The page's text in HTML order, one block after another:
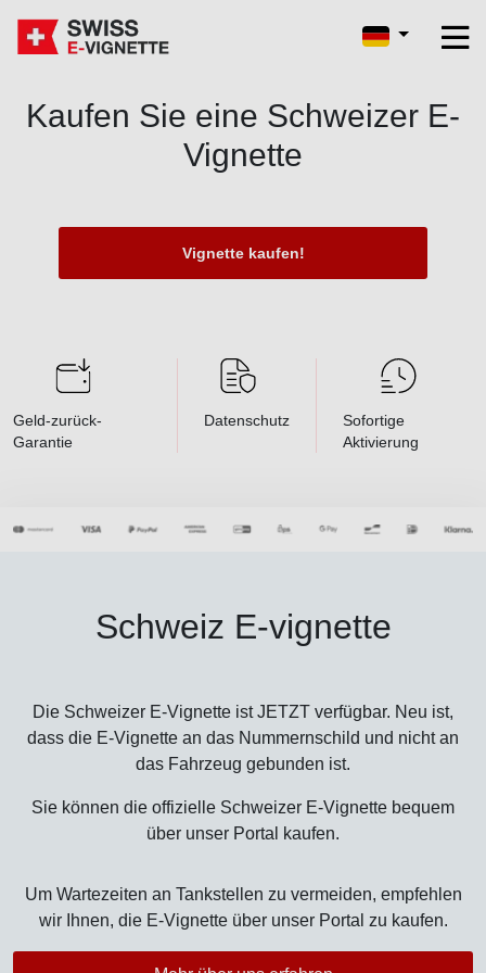
Kaufen Sie eine Schweizer E-
Vignette
Vignette kaufen!
Geld-zurück-
Garantie
Datenschutz
Sofortige
Aktivierung
Schweiz E-vignette
Die Schweizer E-Vignette ist JETZT verfügbar. Neu ist,
dass die E-Vignette an das Nummernschild und nicht an
das Fahrzeug gebunden ist.
Sie können die offizielle Schweizer E-Vignette bequem
über unser Portal kaufen.
Um Wartezeiten an Tankstellen zu vermeiden, empfehlen
wir Ihnen, die E-Vignette über unser Portal zu kaufen.